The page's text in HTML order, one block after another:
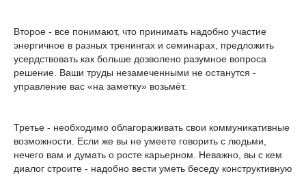
Второе - все понимают, что принимать надобно участие
энергичное в разных тренингах и семинарах, предложить
усердствовать как больше дозволено разумное вопроса
решение. Ваши труды незамеченными не останутся -
управление вас «на заметку» возьмёт.
Третье - необходимо облагораживать свои коммуникативные
возможности. Если же вы не умеете говорить с людьми,
нечего вам и думать о росте карьерном. Неважно, вы с кем
диалог строите - надобно вести уметь беседу конструктивную